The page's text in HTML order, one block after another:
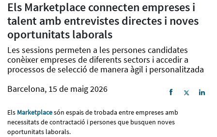
Els Marketplace connecten empreses i
talent amb entrevistes directes i noves
oportunitats laborals
Les sessions permeten a les persones candidates
conèixer empreses de diferents sectors i accedir a
processos de selecció de manera àgil i personalitzada
Barcelona, 15 de maig 2026
Els Marketplacesón espais de trobada entre empreses amb
necessitats de contractació i persones que busquen noves
oportunitats laborals.